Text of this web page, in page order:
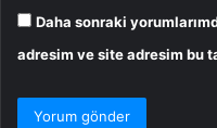
Daha sonraki
adresim ve site adresim bu